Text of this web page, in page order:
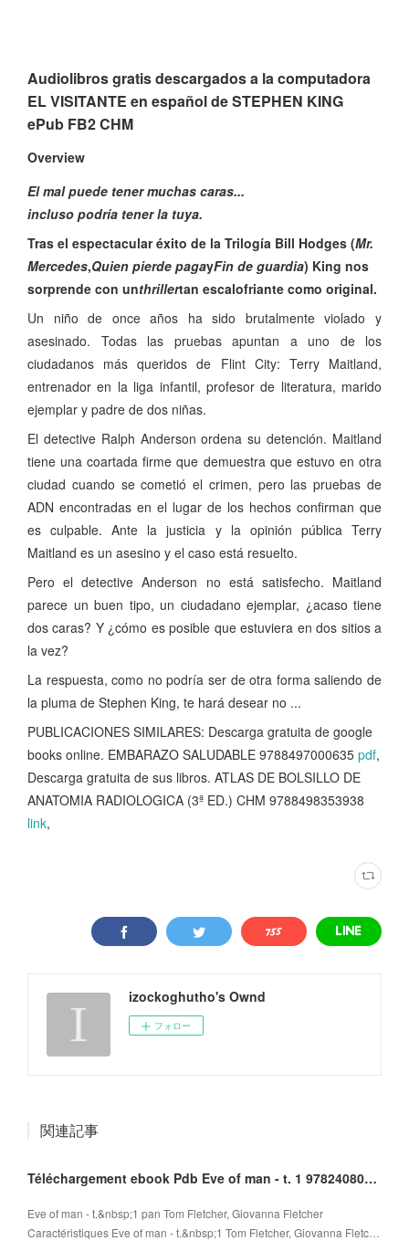
Audiolibros gratis descargados a la computadora
EL VISITANTE en español de STEPHEN KING
ePub FB2 CHM
Overview
El mal puede tener muchas caras...
incluso podría tener la tuya.
Tras el espectacular éxito de la Trilogía Bill Hodges (Mr.
Mercedes,Quien pierde pagayFin de guardia) King nos
sorprende con unthrillertan escalofriante como original.
Un niño de once años ha sido brutalmente violado y
asesinado. Todas las pruebas apuntan a uno de los
ciudadanos más queridos de Flint City: Terry Maitland,
entrenador en la liga infantil, profesor de literatura, marido
ejemplar y padre de dos niñas.
El detective Ralph Anderson ordena su detención. Maitland
tiene una coartada firme que demuestra que estuvo en otra
ciudad cuando se cometió el crimen, pero las pruebas de
ADN encontradas en el lugar de los hechos confirman que
es culpable. Ante la justicia y la opinión pública Terry
Maitland es un asesino y el caso está resuelto.
Pero el detective Anderson no está satisfecho. Maitland
parece un buen tipo, un ciudadano ejemplar, ¿acaso tiene
dos caras? Y ¿cómo es posible que estuviera en dos sitios a
la vez?
La respuesta, como no podría ser de otra forma saliendo de
la pluma de Stephen King, te hará desear no ...
PUBLICACIONES SIMILARES: Descarga gratuita de google
books online. EMBARAZO SALUDABLE 9788497000635 pdf,
Descarga gratuita de sus libros. ATLAS DE BOLSILLO DE
ANATOMIA RADIOLOGICA (3ª ED.) CHM 9788498353938
link,
izockoghutho's Ownd
フォロー
関連記事
Téléchargement ebook Pdb Eve of man - t. 1 9782408010096 DJVU
Eve of man - t.&nbsp;1 pan Tom Fletcher, Giovanna Fletcher
Caractéristiques Eve of man - t.&nbsp;1 Tom Fletcher, Giovanna Fletc…